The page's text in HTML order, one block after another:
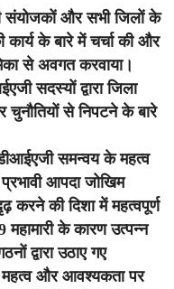
और सभी जिलों के
के बारे में चर्चा की और
से अवगत करवाया।
सदस्यों द्वारा जिला
चुनौतियों से निपटने के बारे
समन्वय के महत्व
आपदा जोखिम
की दिशा में महत्वपूर्ण
के कारण उत्पन्न
द्वारा उठाए गए
महत्व और आवश्यकता पर